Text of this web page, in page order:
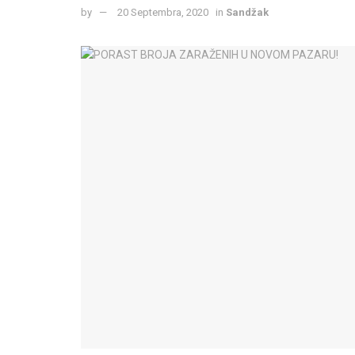
by 20 Septembra, 2020 in Sandžak